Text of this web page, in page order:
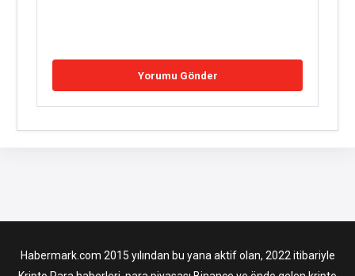
Habermark.com 2015 yılından bu yana aktif olan, 2022 itibariyle